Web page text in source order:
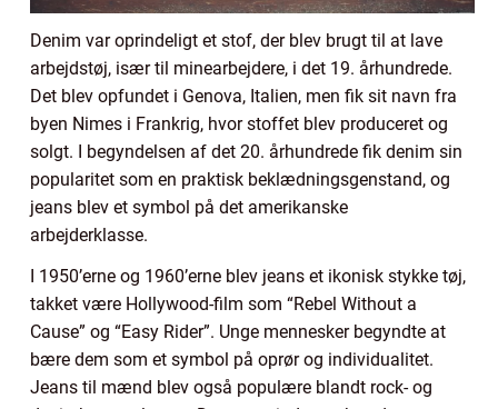
Denim var oprindeligt et stof, der blev brugt til at lave
arbejdstøj, især til minearbejdere, i det 19. århundrede.
Det blev opfundet i Genova, Italien, men fik sit navn fra
byen Nimes i Frankrig, hvor stoffet blev produceret og
solgt. I begyndelsen af det 20. århundrede fik denim sin
popularitet som en praktisk beklædningsgenstand, og
jeans blev et symbol på det amerikanske
arbejderklasse.
I 1950’erne og 1960’erne blev jeans et ikonisk stykke tøj,
takket være Hollywood-film som “Rebel Without a
Cause” og “Easy Rider”. Unge mennesker begyndte at
bære dem som et symbol på oprør og individualitet.
Jeans til mænd blev også populære blandt rock- og